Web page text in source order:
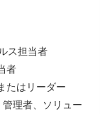
ス担当者
者
たはリーダー
理者、ソリュー